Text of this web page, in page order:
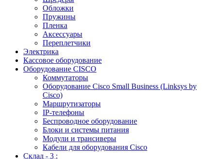
Обложки
Пружины
Пленка
Аксессуары
Переплетчики
Электрика
Кассовое оборудование
Оборудование CISCO
Коммутаторы
Оборудование Cisco Small Business (Linksys by
Cisco)
Маршрутизаторы
IP-телефоны
Беспроводное оборудование
Блоки и системы питания
Модули и трансиверы
Кабели для оборудования Cisco
Склад - 3 :